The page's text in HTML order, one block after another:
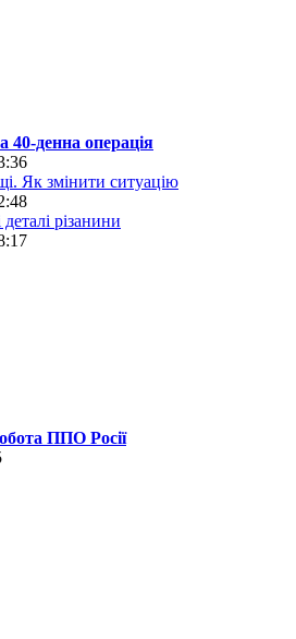
40-денна операція
Як змінити ситуацію
різанини
ППО Росії